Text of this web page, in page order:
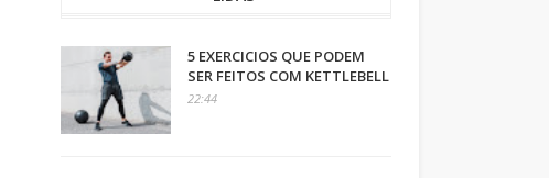
5 EXERCICIOS QUE PODEM
SER FEITOS COM KETTLEBELL
22:44